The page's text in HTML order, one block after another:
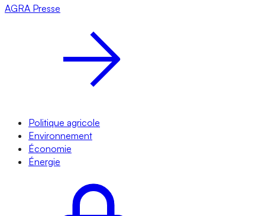
AGRA Presse
Politique agricole
Environnement
Économie
Énergie